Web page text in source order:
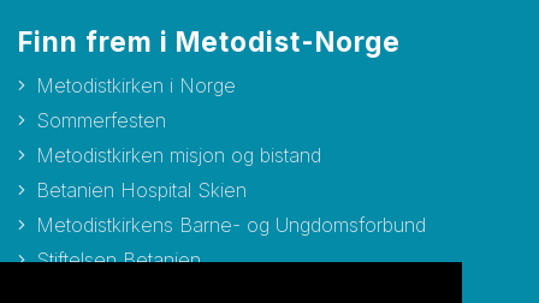
Finn frem i Metodist-Norge
Metodistkirken i Norge
Sommerfesten
Metodistkirken misjon og bistand
Betanien Hospital Skien
Metodistkirkens Barne- og Ungdomsforbund
Stiftelsen Betanien